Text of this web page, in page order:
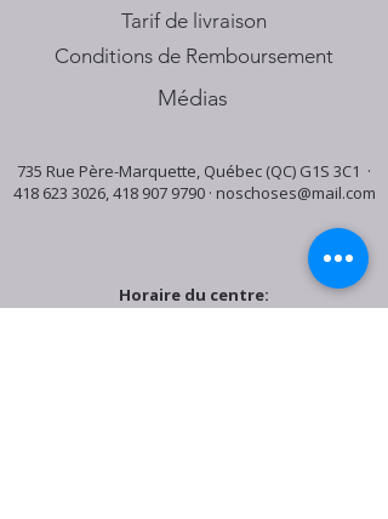
Tarif de livraison
Conditions de Remboursement
Médias
735 Rue Père-Marquette, Québec (QC) G1S 3C1 ·
418 623 3026,418 907 9790· noschoses@mail.com
Horaire du centre: